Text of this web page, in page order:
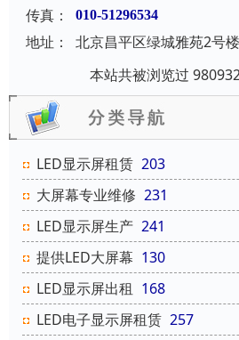
传真： 010-51296534
地址：
北京昌平区绿城雅苑2号
本站共被浏览过
LED显示屏租赁 203
大屏幕专业维修 231
LED显示屏生产 241
提供LED大屏幕 130
LED显示屏出租 168
LED电子显示屏租赁 257